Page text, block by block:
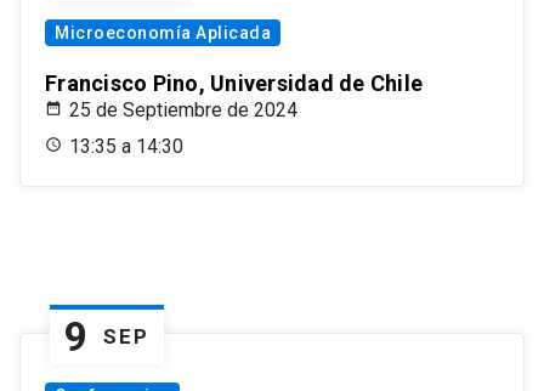
Microeconomía Aplicada
Francisco Pino, Universidad de Chile
25 de Septiembre de 2024
13:35 a 14:30
9 SEP